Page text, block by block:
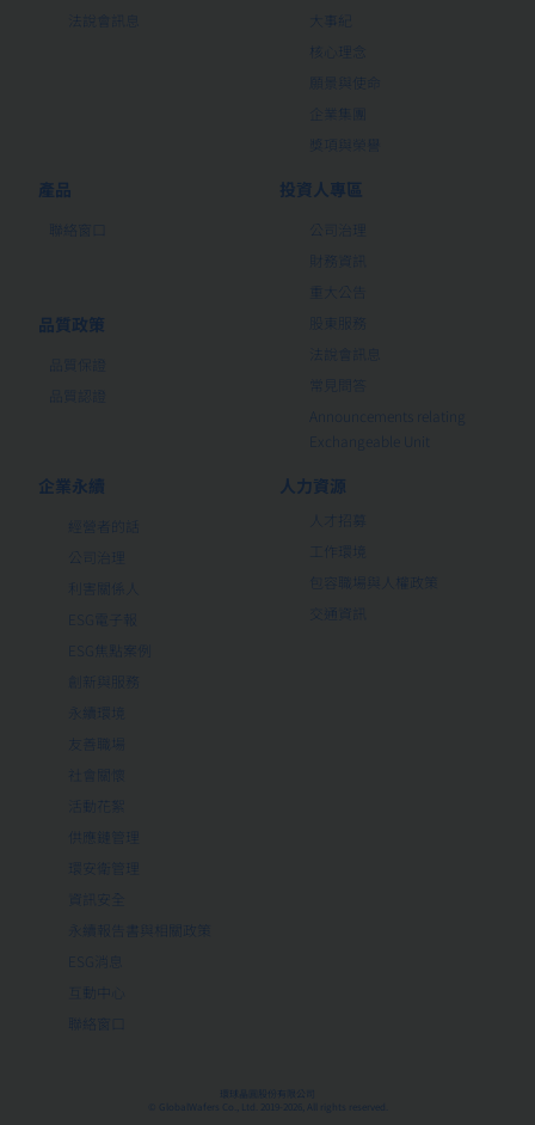
法說會訊息
大事紀
核心理念
願景與使命
企業集團
獎項與榮譽
產品
聯絡窗口
品質政策
品質保證
品質認證
投資人專區
公司治理
財務資訊
重大公告
股東服務
法說會訊息
常見問答
Announcements relating
Exchangeable Unit
企業永續
經營者的話
公司治理
利害關係人
ESG電子報
ESG焦點案例
創新與服務
永續環境
友善職場
社會關懷
活動花絮
供應鏈管理
環安衛管理
資訊安全
永續報告書與相關政策
ESG消息
互動中心
聯絡窗口
人力資源
人才招募
工作環境
包容職場與人權政策
交通資訊
環球晶圓股份有限公司
© GlobalWafers Co., Ltd. 2019-2026, All rights reserved.